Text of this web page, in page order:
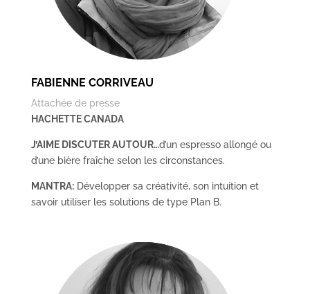
FABIENNE CORRIVEAU
Attachée de presse
HACHETTE CANADA
J’AIME DISCUTER AUTOUR…d’un espresso allongé ou
d’une bière fraîche selon les circonstances.
MANTRA:Développer sa créativité, son intuition et
savoir utiliser les solutions de type Plan B.